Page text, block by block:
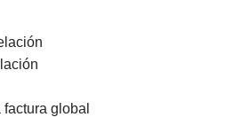
global